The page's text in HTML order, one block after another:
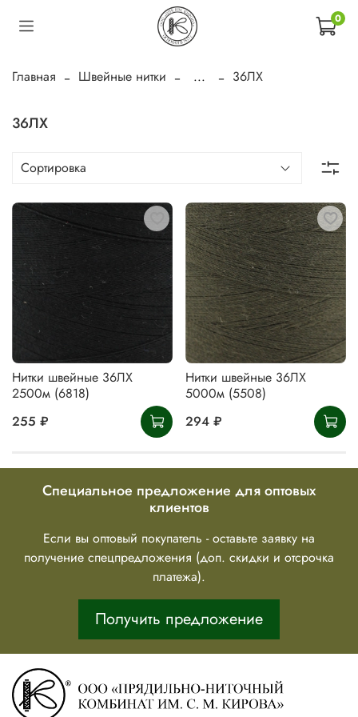
0
Главная Швейные нитки ... 36ЛХ
36ЛХ
Нитки швейные 36ЛХ
2500м (6818)
255 ₽
Нитки швейные 36ЛХ
5000м (5508)
294 ₽
Специальное предложение для оптовых
клиентов
Если вы оптовый покупатель - оставьте заявку на
получение спецпредложения (доп. скидки и отсрочка
платежа).
Получить предложение